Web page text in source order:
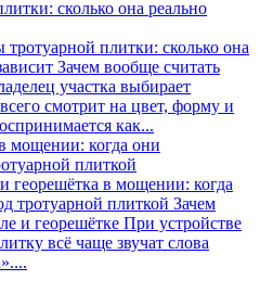
плитки: сколько она
Зачем вообще считать
участка выбирает
смотрит на цвет, форму и
как...
георешётка в мощении: когда
тротуарной плиткой Зачем
и георешётке При устройстве
всё чаще звучат слова